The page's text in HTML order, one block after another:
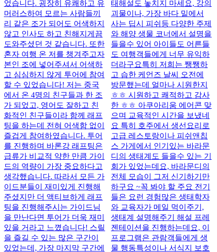
었습니다. 굉장히 유쾌하고 유
머러스하여 모르는 사람들끼
리 같은 조가 되어도 어색하지
않고 인사도 하고 친해지게끔
도와주셨던 것 같습니다. 또한
혼자 여행 온 저를 챙겨주고자
본인 조에 넣어주셔서 어색하
고 심심하지 않게 투어에 참여
할 수 있었습니다! 저는 중국
에서 온 4명의 친구들과 한 조
가 되었고, 영어도 잘하고 친
화적인 친구들이라 함께 래프
팅을 하는데 전혀 어색함 없이
즐겁게 참여하였습니다. 투어
를 진행하며 바론강 래프팅은
급류가 비교적 약한 만큼 가이
드의 역량이 가장 중요하다고
생각했습니다. 따라서 모든 가
이드분들이 재미있게 진행해
주셨지만 더 액티브하게 래프
팅을 진행해주시는 가이드님
을 만난다면 투어가 더욱 재미
있을 거라고 느꼈습니다! 스릴
을 즐길 수 있는 많은 구간이
있었는데, 가장 마지막 구간에
태해설도 놓치지 마세요, 강의
괴물이나, 가장 바다 밑에서
사는 딥시 피쉬등 다양한 주제
와 해양 생물 코너에서 설명을
들을수 있어 아이들도 어른들
도 여행객들에게 너무 유익하
더라구요 ​ 특히 저희는 쨍쨍하
고 습한 케언즈 날씨 오전에
방문했는데 얼마나 시원한지
ㅎㅎ 시원하고 쾌적하고 감사
한 ㅎㅎ 아쿠아리움 에어콘 맞
으며 교육적인 시간을 보냈네
요 특히 호주에서 생선요리로
고급 레스토랑이나 피쉬앤칩
스 가게에서 인기있는 바라문
디의 생태계도 들을수 있는 기
회가 있었는데요, 바라문디의
전체 모습이 그저 신기하기만
하구요 ~ ​ 꼭 봐야 할 주요 전기
들은 요런 경험많은 생태학자
와 교육자가 메일 먹이주기,
생태계 설명해주기 해설 프레
젠테이션을 진행하는데요, 이
프로그램은 관람객들에게 생
물 행동특성이나 서식지 보호